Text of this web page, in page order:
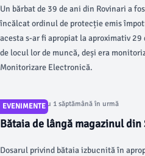
Un bărbat de 39 de ani din Rovinari a
încălcat ordinul de protecție emis
acesta s-ar fi apropiat la aproximativ
de locul lor de muncă, deși era
Monitorizare Electronică.
EVENIMENTE
Articol postat cu 1 săptămână în urmă
Bătaia de lângă magazinul
Dosarul privind bătaia izbucnită în